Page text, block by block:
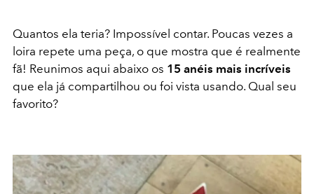
Quantos ela teria? Impossível contar. Poucas vezes a
loira repete uma peça, o que mostra que é realmente
fã! Reunimos aqui abaixo os 15 anéis mais incríveis
que ela já compartilhou ou foi vista usando. Qual seu
favorito?